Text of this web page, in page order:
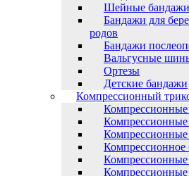
Шейные бандажи
Бандажи для
родов
Бандажи
Вальгусные
Ортезы
Детские бандажи
Компрессионный
Компрессионные
Компрессионные
Компрессионное
Компрессионные
Компрессионные